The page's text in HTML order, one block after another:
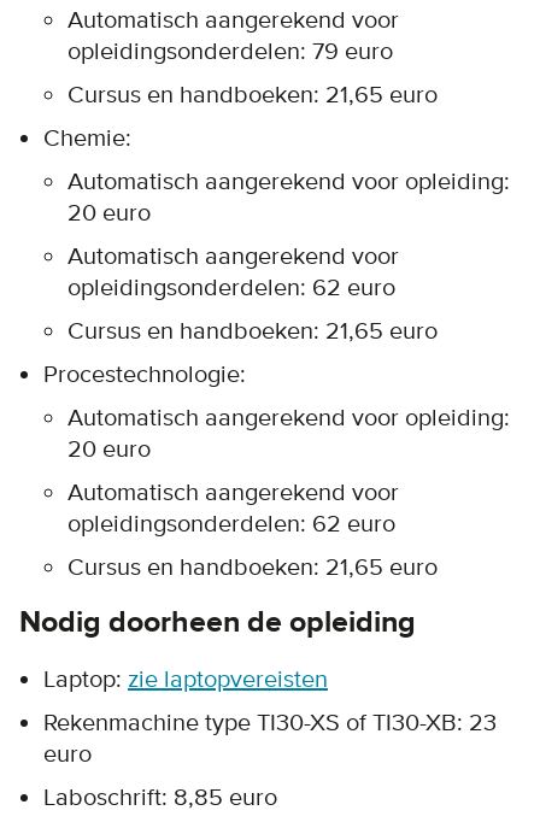
Automatisch aangerekend voor
opleidingsonderdelen: 79 euro
Cursus en handboeken: 21,65 euro
Chemie:
Automatisch aangerekend voor opleiding:
20 euro
Automatisch aangerekend voor
opleidingsonderdelen: 62 euro
Cursus en handboeken: 21,65 euro
Procestechnologie:
Automatisch aangerekend voor opleiding:
20 euro
Automatisch aangerekend voor
opleidingsonderdelen: 62 euro
Cursus en handboeken: 21,65 euro
Nodig doorheen de opleiding
Laptop: zie laptopvereisten
Rekenmachine type TI30-XS of TI30-XB: 23
euro
Laboschrift: 8,85 euro